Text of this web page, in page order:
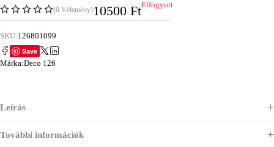
(0 Vélemény)10500 FtElfogyott
SKU:126801099
Save
Márka:Deco 126
Leírás
További információk